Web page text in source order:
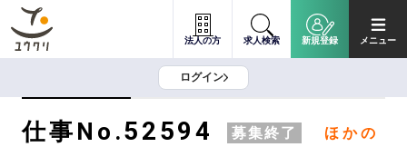
法人の方 求人検索 新規登録 メニュー
ログイン
仕事No.52594 募集終了
ほかの